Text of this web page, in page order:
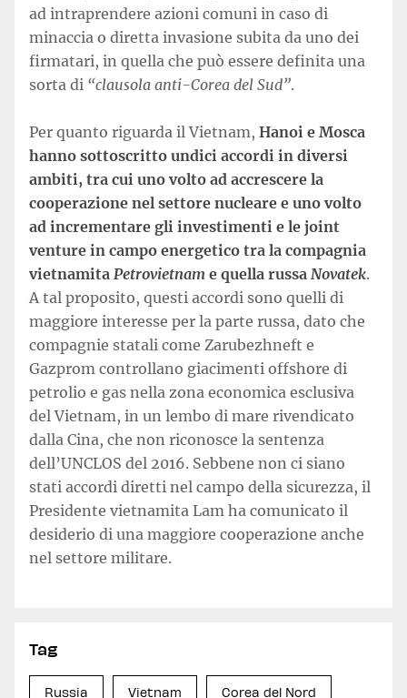
ad intraprendere azioni comuni in caso di
minaccia o diretta invasione subita da uno dei
firmatari, in quella che può essere definita una
sorta di “clausola anti-Corea del Sud”.
Per quanto riguarda il Vietnam, Hanoi e Mosca
hanno sottoscritto undici accordi in diversi
ambiti, tra cui uno volto ad accrescere la
cooperazione nel settore nucleare e uno volto
ad incrementare gli investimenti e le joint
venture in campo energetico tra la compagnia
vietnamita Petrovietnam e quella russa Novatek.
A tal proposito, questi accordi sono quelli di
maggiore interesse per la parte russa, dato che
compagnie statali come Zarubezhneft e
Gazprom controllano giacimenti offshore di
petrolio e gas nella zona economica esclusiva
del Vietnam, in un lembo di mare rivendicato
dalla Cina, che non riconosce la sentenza
dell’UNCLOS del 2016. Sebbene non ci siano
stati accordi diretti nel campo della sicurezza, il
Presidente vietnamita Lam ha comunicato il
desiderio di una maggiore cooperazione anche
nel settore militare.
Tag
Russia Vietnam Corea del Nord